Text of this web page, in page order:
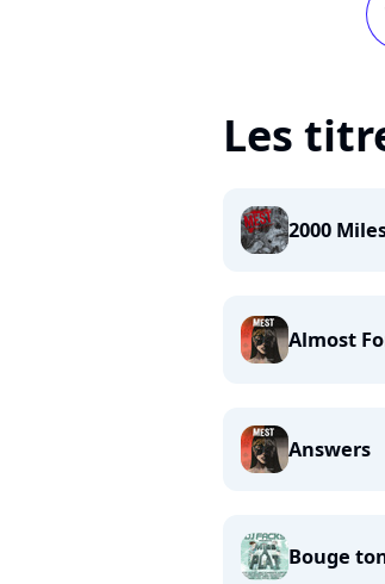
Les
2000
Almost
Answers
Bouge